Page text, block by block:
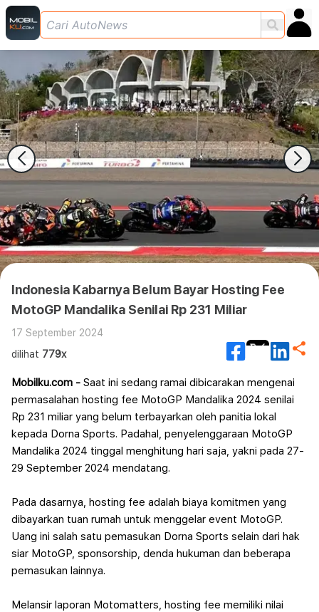
Indonesia Kabarnya Belum Bayar Hosting Fee
MotoGP Mandalika Senilai Rp 231 Miliar
17 September 2024
dilihat 779x
Mobilku.com - Saat ini sedang ramai dibicarakan mengenai
permasalahan hosting fee MotoGP Mandalika 2024 senilai
Rp 231 miliar yang belum terbayarkan oleh panitia lokal
kepada Dorna Sports. Padahal, penyelenggaraan MotoGP
Mandalika 2024 tinggal menghitung hari saja, yakni pada 27-
29 September 2024 mendatang.
Pada dasarnya, hosting fee adalah biaya komitmen yang
dibayarkan tuan rumah untuk menggelar event MotoGP.
Uang ini salah satu pemasukan Dorna Sports selain dari hak
siar MotoGP, sponsorship, denda hukuman dan beberapa
pemasukan lainnya.
Melansir laporan Motomatters, hosting fee memiliki nilai